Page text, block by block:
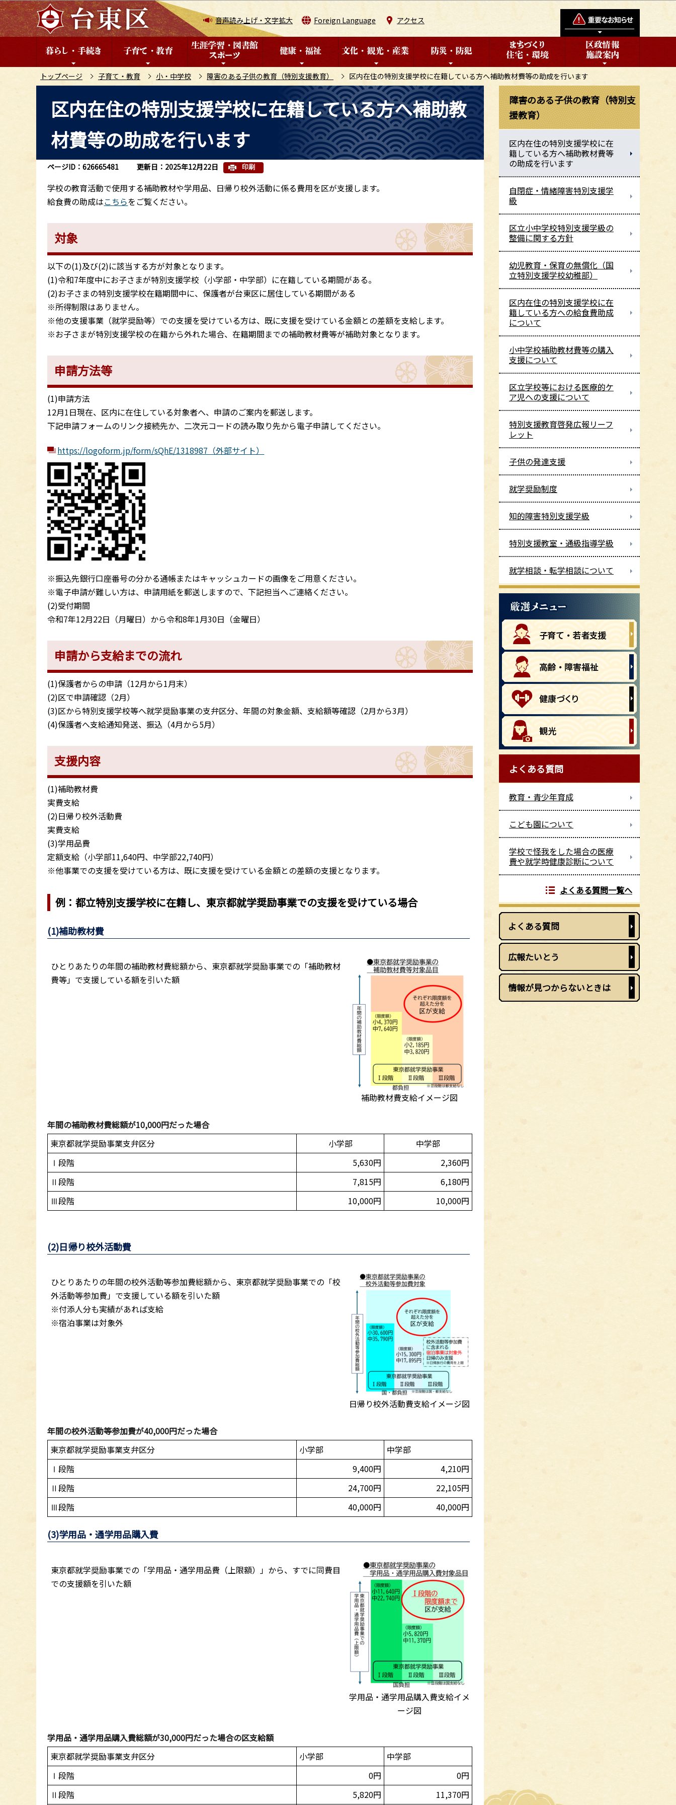
こ
の
ペ
音声読み上げ・文字拡大 Foreign Language アクセス
トップページ 子育て・教育 小・中学校 障害のある子供の教育（特別支援教育） 区内在住の特別支援学校に在籍している方へ補助教材費等の助成を行います
ら
区内在住の特別支援学校に在籍している方へ補助教
材費等の助成を行います
ページID：626665481 更新日：2025年12月22日 印刷
学校の教育活動で使用する補助教材や学用品、日帰り校外活動に係る費用を区が支援します。
給食費の助成はこちらをご覧ください。
対象
以下の(1)及び(2)に該当する方が対象となります。
(1)令和7年度中にお子さまが特別支援学校（小学部・中学部）に在籍している期間がある。
(2)お子さまの特別支援学校在籍期間中に、保護者が台東区に居住している期間がある
※所得制限はありません。
※他の支援事業（就学奨励等）での支援を受けている方は、既に支援を受けている金額との差額を支給します。
※お子さまが特別支援学校の在籍から外れた場合、在籍期間までの補助教材費等が補助対象となります。
申請方法等
(1)申請方法
12月1日現在、区内に在住している対象者へ、申請のご案内を郵送します。
下記申請フォームのリンク接続先か、二次元コードの読み取り先から電子申請してください。
https://logoform.jp/form/sQhE/1318987（外部サイト）
※振込先銀行口座番号の分かる通帳またはキャッシュカードの画像をご用意ください。
※電子申請が難しい方は、申請用紙を郵送しますので、下記担当へご連絡ください。
(2)受付期間
令和7年12月22日（月曜日）から令和8年1月30日（金曜日）
申請から支給までの流れ
(1)保護者からの申請（12月から1月末）
(2)区で申請確認（2月）
(3)区から特別支援学校等へ就学奨励事業の支弁区分、年間の対象金額、支給額等確認（2月から3月）
(4)保護者へ支給通知発送、振込（4月から5月）
支援内容
(1)補助教材費
実費支給
(2)日帰り校外活動費
実費支給
(3)学用品費
定額支給（小学部11,640円、中学部22,740円）
※他事業での支援を受けている方は、既に支援を受けている金額との差額の支援となります。
例：都立特別支援学校に在籍し、東京都就学奨励事業での支援を受けている場合
(1)補助教材費
補助教材費支給イメージ図
ひとりあたりの年間の補助教材費総額から、東京都就学奨励事業での「補助教材
費等」で支援している額を引いた額
年間の補助教材費総額が10,000円だった場合
東京都就学奨励事業支弁区分
小学部
中学部
Ⅰ段階
5,630円
2,360円
Ⅱ段階
7,815円
6,180円
Ⅲ段階
10,000円 10,000円
(2)日帰り校外活動費
日帰り校外活動費支給イメージ図
ひとりあたりの年間の校外活動等参加費総額から、東京都就学奨励事業での「校
外活動等参加費」で支援している額を引いた額
※付添人分も実績があれば支給
※宿泊事業は対象外
年間の校外活動等参加費が40,000円だった場合
東京都就学奨励事業支弁区分
小学部
中学部
Ⅰ段階
9,400円
4,210円
Ⅱ段階
24,700円
22,105円
Ⅲ段階
40,000円 40,000円
(3)学用品・通学用品購入費
学用品・通学用品購入費支給イメ
ージ図
東京都就学奨励事業での「学用品・通学用品費（上限額）」から、すでに同費目
での支援額を引いた額
学用品・通学用品購入費総額が30,000円だった場合の区支給額
東京都就学奨励事業支弁区分
小学部
中学部
Ⅰ段階
0円
0円
Ⅱ段階
5,820円 11,370円
障害のある子供の教育（特別支
援教育）
区内在住の特別支援学校に在
籍している方へ補助教材費等
の助成を行います
自閉症・情緒障害特別支援学
級
区立小中学校特別支援学級の
整備に関する方針
幼児教育・保育の無償化（国
立特別支援学校幼稚部）
区内在住の特別支援学校に在
籍している方への給食費助成
について
小中学校補助教材費等の購入
支援について
区立学校等における医療的ケ
ア児への支援について
特別支援教育啓発広報リーフ
レット
子供の発達支援
就学奨励制度
知的障害特別支援学級
特別支援教室・通級指導学級
就学相談・転学相談について
よくある質問
教育・青少年育成
こども園について
学校で怪我をした場合の医療
費や就学時健康診断について
よくある質問一覧へ
よくある質問
広報たいとう
情報が見つからないときは